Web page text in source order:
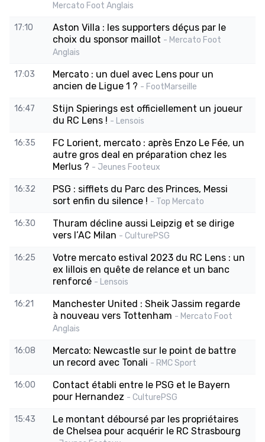
Mercato Foot Anglais
17:10
Aston Villa : les supporters déçus par le
choix du sponsor maillot - Mercato Foot
Anglais
17:03
Mercato : un duel avec Lens pour un
ancien de Ligue 1 ? - FootMarseille
16:47
Stijn Spierings est officiellement un joueur
du RC Lens ! - Lensois
16:35
FC Lorient, mercato : après Enzo Le Fée, un
autre gros deal en préparation chez les
Merlus ? - Jeunes Footeux
16:32
PSG : sifflets du Parc des Princes, Messi
sort enfin du silence ! - Top Mercato
16:30
Thuram décline aussi Leipzig et se dirige
vers l’AC Milan - CulturePSG
16:25
Votre mercato estival 2023 du RC Lens : un
ex lillois en quête de relance et un banc
renforcé - Lensois
16:21
Manchester United : Sheik Jassim regarde
à nouveau vers Tottenham - Mercato Foot
Anglais
16:08
Mercato: Newcastle sur le point de battre
un record avec Tonali - RMC Sport
16:00
Contact établi entre le PSG et le Bayern
pour Hernandez - CulturePSG
15:43
Le montant déboursé par les propriétaires
de Chelsea pour acquérir le RC Strasbourg